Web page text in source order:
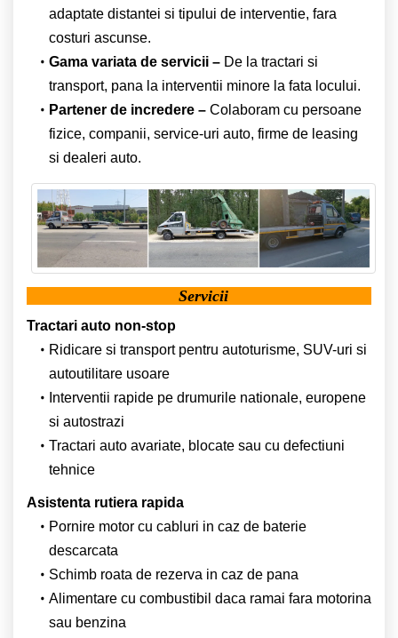
adaptate distantei si tipului de interventie, fara
costuri ascunse.
Gama variata de servicii –De la tractari si
transport, pana la interventii minore la fata locului.
Partener de incredere –Colaboram cu persoane
fizice, companii, service-uri auto, firme de leasing
si dealeri auto.
Servicii
Tractari auto non-stop
Ridicare si transport pentru autoturisme, SUV-uri si
autoutilitare usoare
Interventii rapide pe drumurile nationale, europene
si autostrazi
Tractari auto avariate, blocate sau cu defectiuni
tehnice
Asistenta rutiera rapida
Pornire motor cu cabluri in caz de baterie
descarcata
Schimb roata de rezerva in caz de pana
Alimentare cu combustibil daca ramai fara motorina
sau benzina